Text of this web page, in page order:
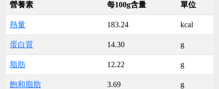
營養素 每100g含量 單位
熱量 183.24 kcal
蛋白質 14.30 g
脂肪 12.22 g
飽和脂肪 3.69 g